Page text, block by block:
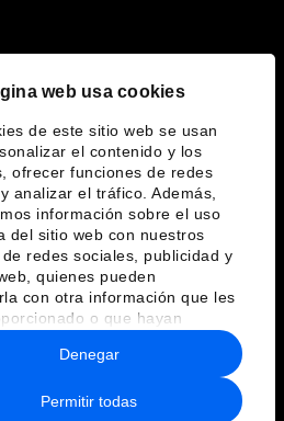
web usa cookies
de este sitio web se usan
el contenido y los
ofrecer funciones de redes
analizar el tráfico. Además,
información sobre el uso
del sitio web con nuestros
redes sociales, publicidad y
quienes pueden
con otra información que les
o que hayan
a partir del uso que haya
sus servicios.
Permitir todas
Denegar
y normas de uso